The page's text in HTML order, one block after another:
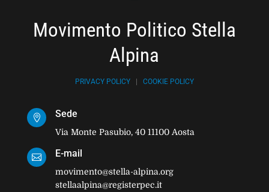
Movimento Politico Stella
Alpina
PRIVACY POLICY| COOKIE POLICY
 Sede
Via Monte Pasubio, 40 11100 Aosta
 E-mail
movimento@stella-alpina.org
stellaalpina@registerpec.it